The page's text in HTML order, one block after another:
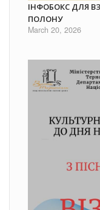
ІНФОБОКС ДЛЯ
ПОЛОНУ
March 20, 2026